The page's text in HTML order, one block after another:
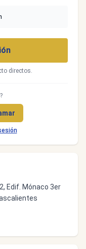
directos.
Edif. Mónaco 3er